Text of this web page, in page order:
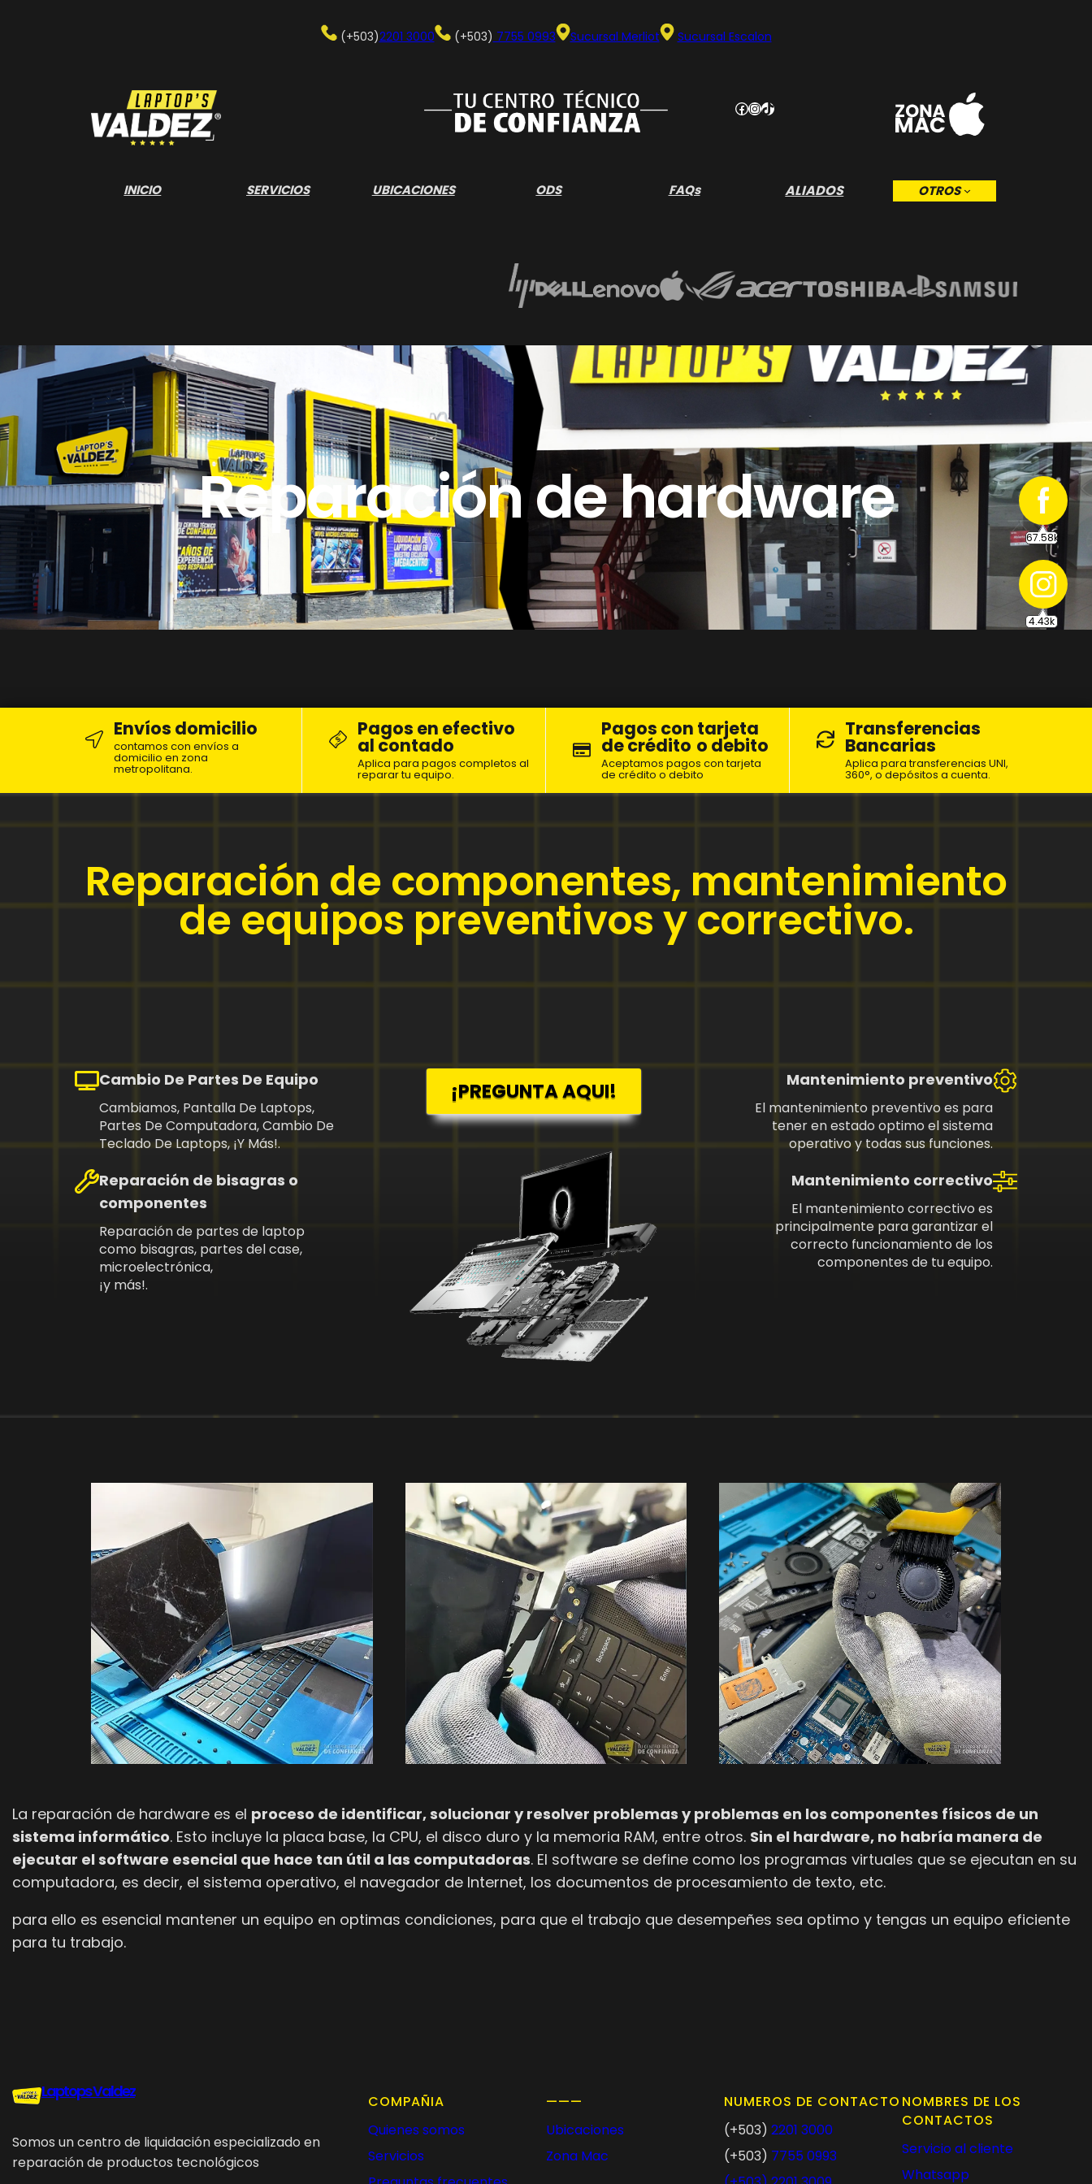
(+503)2201 3000 (+503) 7755 0993 Sucursal Merliot Sucursal Escalon
Facebook
Instagram
TikTok
INICIO SERVICIOS UBICACIONES ODS FAQs ALIADOS OTROS
Reparación de hardware
Envíos domicilio
contamos con envíos a
domicilio en zona
metropolitana.
Pagos en efectivo
al contado
Aplica para pagos completos al
reparar tu equipo.
Pagos con tarjeta
de crédito o debito
Aceptamos pagos con tarjeta
de crédito o debito
Transferencias
Bancarias
Aplica para transferencias UNI,
360°, o depósitos a cuenta.
Reparación de componentes, mantenimiento
de equipos preventivos y correctivo.
Cambio De Partes De Equipo
Cambiamos, Pantalla De Laptops,
Partes De Computadora, Cambio De
Teclado De Laptops, ¡y Más!.
Reparación de bisagras o
componentes
Reparación de partes de laptop
como bisagras, partes del case,
microelectrónica,
¡y más!.
¡PREGUNTA AQUI! Mantenimiento preventivo
El mantenimiento preventivo es para
tener en estado optimo el sistema
operativo y todas sus funciones.
Mantenimiento correctivo
El mantenimiento correctivo es
principalmente para garantizar el
correcto funcionamiento de los
componentes de tu equipo.
La reparación de hardware es el proceso de identificar, solucionar y resolver problemas y problemas en los componentes físicos de un
sistema informático. Esto incluye la placa base, la CPU, el disco duro y la memoria RAM, entre otros. Sin el hardware, no habría manera de
ejecutar el software esencial que hace tan útil a las computadoras. El software se define como los programas virtuales que se ejecutan en su
computadora, es decir, el sistema operativo, el navegador de Internet, los documentos de procesamiento de texto, etc.
para ello es esencial mantener un equipo en optimas condiciones, para que el trabajo que desempeñes sea optimo y tengas un equipo eficiente
para tu trabajo.
Laptops Valdez
Somos un centro de liquidación especializado en
reparación de productos tecnológicos
COMPAÑIA
Quienes somos
Servicios
———
Ubicaciones
Zona Mac
NUMEROS DE CONTACTO
(+503) 2201 3000
(+503) 7755 0993
NOMBRES DE LOS
CONTACTOS
Servicio al cliente
Whatsapp
67.58k